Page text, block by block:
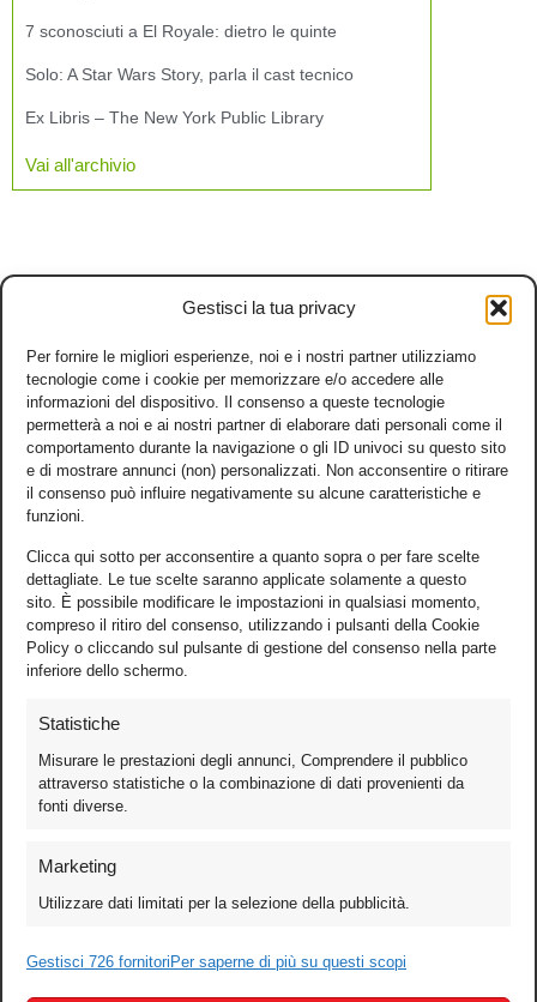
Gestisci la tua privacy
Per fornire le migliori esperienze, noi e i nostri partner utilizziamo
tecnologie come i cookie per memorizzare e/o accedere alle
informazioni del dispositivo. Il consenso a queste tecnologie
permetterà a noi e ai nostri partner di elaborare dati personali come il
comportamento durante la navigazione o gli ID univoci su questo sito
e di mostrare annunci (non) personalizzati. Non acconsentire o ritirare
il consenso può influire negativamente su alcune caratteristiche e
funzioni.
Clicca qui sotto per acconsentire a quanto sopra o per fare scelte
dettagliate. Le tue scelte saranno applicate solamente a questo
sito. È possibile modificare le impostazioni in qualsiasi momento,
compreso il ritiro del consenso, utilizzando i pulsanti della Cookie
Policy o cliccando sul pulsante di gestione del consenso nella parte
inferiore dello schermo.
Statistiche
Misurare le prestazioni degli annunci, Comprendere il pubblico
attraverso statistiche o la combinazione di dati provenienti da
fonti diverse.
Marketing
Utilizzare dati limitati per la selezione della pubblicità.
Gestisci 726 fornitori Per saperne di più su questi scopi
7 sconosciuti a El Royale: dietro le quinte
Solo: A Star Wars Story, parla il cast tecnico
Ex Libris – The New York Public Library
Vai all'archivio
Games
Test